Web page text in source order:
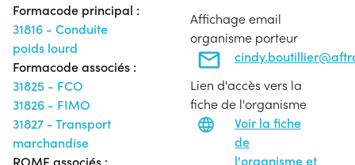
Formacode principal :
31816 - Conduite
poids lourd
Formacode associés :
31825 - FCO
31826 - FIMO
31827 - Transport
marchandise
ROME associés :
Affichage email
organisme porteur
Lien d'accès vers la
fiche de l'organisme
Voir la fiche
de
l'organisme et